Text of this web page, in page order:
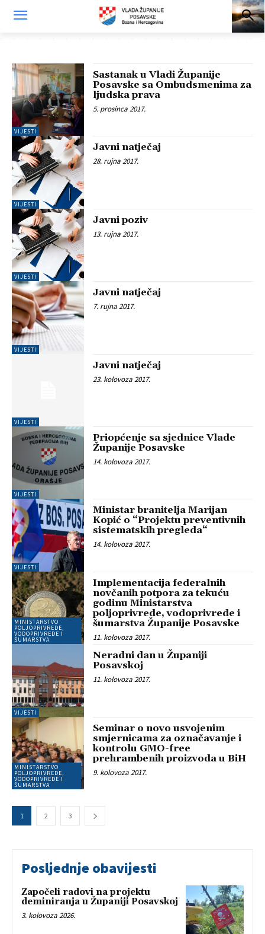
VIJESTI
Sastanak u Vladi Županije
Posavske sa Ombudsmenima za
ljudska prava
5. prosinca 2017.
VIJESTI
Javni natječaj
28. rujna 2017.
VIJESTI
Javni poziv
13. rujna 2017.
VIJESTI
Javni natječaj
7. rujna 2017.
VIJESTI
Javni natječaj
23. kolovoza 2017.
VIJESTI
Priopćenje sa sjednice Vlade
Županije Posavske
14. kolovoza 2017.
VIJESTI
Ministar branitelja Marijan
Kopić o “Projektu preventivnih
sistematskih pregleda“
14. kolovoza 2017.
MINISTARSTVO
POLJOPRIVREDE,
VODOPRIVREDE I
ŠUMARSTVA
Implementacija federalnih
novčanih potpora za tekuću
godinu Ministarstva
poljoprivrede, vodoprivrede i
šumarstva Županije Posavske
11. kolovoza 2017.
VIJESTI
Neradni dan u Županiji
Posavskoj
11. kolovoza 2017.
MINISTARSTVO
POLJOPRIVREDE,
VODOPRIVREDE I
ŠUMARSTVA
Seminar o novo usvojenim
smjernicama za označavanje i
kontrolu GMO-free
prehrambenih proizvoda u BiH
9. kolovoza 2017.
1 2 3
Posljednje obavijesti
Započeli radovi na projektu
deminiranja u Županiji Posavskoj
3. kolovoza 2026.